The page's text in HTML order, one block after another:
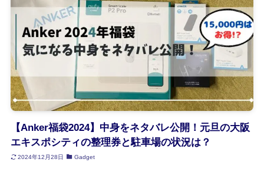
【Anker福袋2024】中身をネタバレ公開！元旦の大阪
エキスポシティの整理券と駐車場の状況は？
2024年12月28日 Gadget